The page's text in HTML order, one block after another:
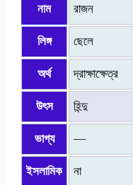
নাম রাজন
লিঙ্গ ছেলে
অর্থ দ্রাক্ষাক্ষেত্র
উৎস হিন্দু
ভাগ্য —
ইসলামিক
না